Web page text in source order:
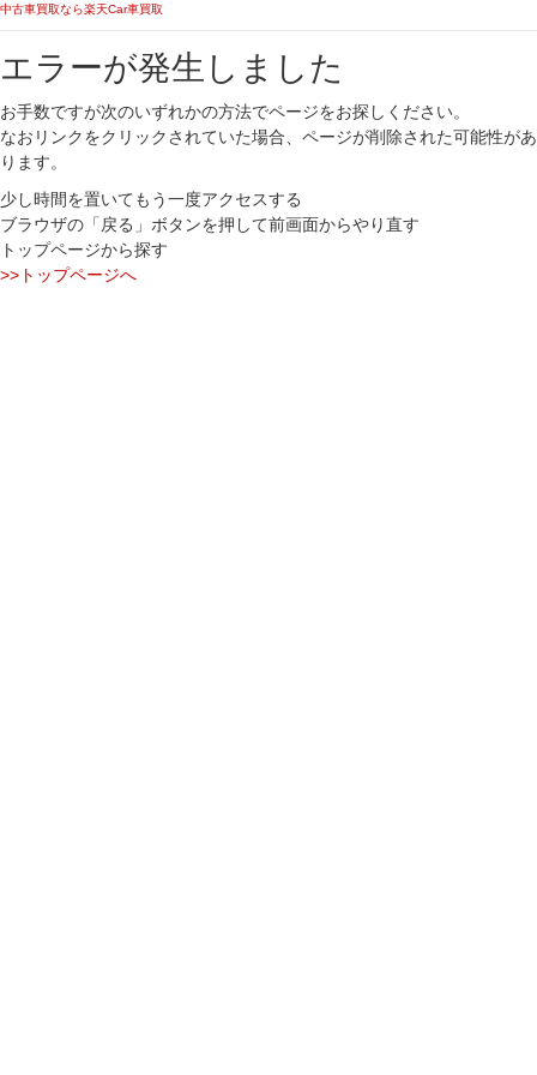
中古車買取なら楽天Car車買取
エラーが発生しました
お手数ですが次のいずれかの方法でページをお探しください。
なおリンクをクリックされていた場合、ページが削除された可能性があ
ります。
少し時間を置いてもう一度アクセスする
ブラウザの「戻る」ボタンを押して前画面からやり直す
トップページから探す
>>トップページへ